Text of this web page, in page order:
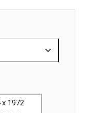
x 1972